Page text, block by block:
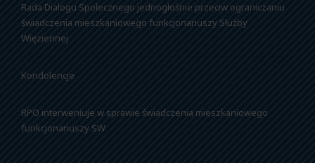
Rada Dialogu Społecznego jednogłośnie przeciw ograniczaniu
świadczenia mieszkaniowego funkcjonariuszy Służby
Więziennej
Kondolencje
RPO interweniuje w sprawie świadczenia mieszkaniowego
funkcjonariuszy SW